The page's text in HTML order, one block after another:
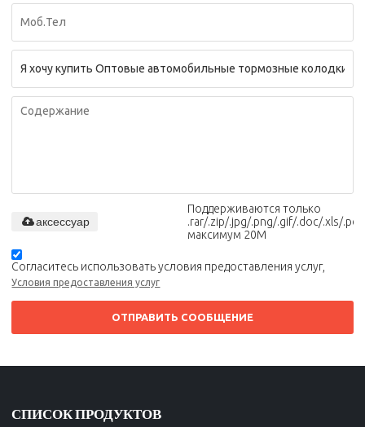
Поддерживаются только
.rar/.zip/.jpg/.png/.gif/.doc/.xls/.pdf,
максимум 20M
аксессуар
Согласитесь использовать условия предоставления услуг,
Условия предоставления услуг
ОТПРАВИТЬ СООБЩЕНИЕ
СПИСОК ПРОДУКТОВ